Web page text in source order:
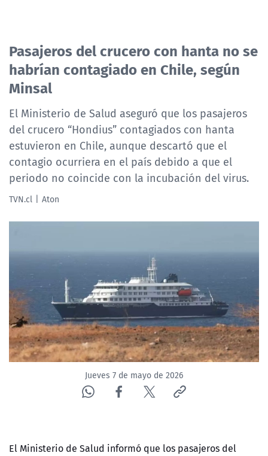
Pasajeros del crucero con hanta no se
habrían contagiado en Chile, según
Minsal
El Ministerio de Salud aseguró que los pasajeros
del crucero “Hondius” contagiados con hanta
estuvieron en Chile, aunque descartó que el
contagio ocurriera en el país debido a que el
periodo no coincide con la incubación del virus.
TVN.cl Aton
Jueves 7 de mayo de 2026
El Ministerio de Salud informó que los pasajeros del